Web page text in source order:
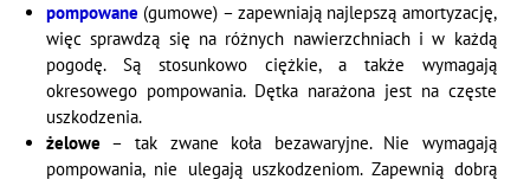
pompowane (gumowe) – zapewniają najlepszą amortyzację,
więc sprawdzą się na różnych nawierzchniach i w każdą
pogodę. Są stosunkowo ciężkie, a także wymagają
okresowego pompowania. Dętka narażona jest na częste
uszkodzenia.
żelowe – tak zwane koła bezawaryjne. Nie wymagają
pompowania, nie ulegają uszkodzeniom. Zapewnią dobrą